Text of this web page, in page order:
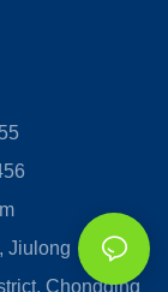
Jiulong
Chongqing